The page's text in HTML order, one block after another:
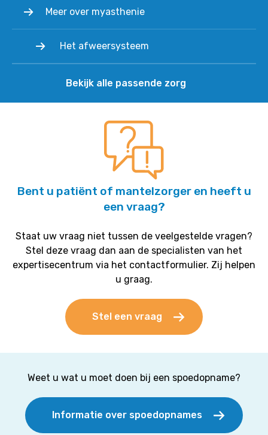
Meer over myasthenie
Het afweersysteem
Bekijk alle passende zorg
Bent u patiënt of mantelzorger en heeft u
een vraag?
Staat uw vraag niet tussen de veelgestelde vragen?
Stel deze vraag dan aan de specialisten van het
expertisecentrum via het contactformulier. Zij helpen
u graag.
Stel een vraag
Weet u wat u moet doen bij een spoedopname?
Informatie over spoedopnames